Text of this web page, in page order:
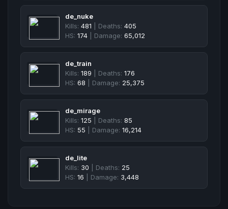
de_nuke
Kills: 481 | Deaths: 405
HS: 174 | Damage: 65,012
de_train
Kills: 189 | Deaths: 176
HS: 68 | Damage: 25,375
de_mirage
Kills: 125 | Deaths: 85
HS: 55 | Damage: 16,214
de_lite
Kills: 30 | Deaths: 25
HS: 16 | Damage: 3,448